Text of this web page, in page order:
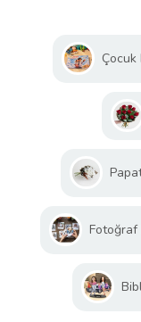
Çocuk
Fotoğraf